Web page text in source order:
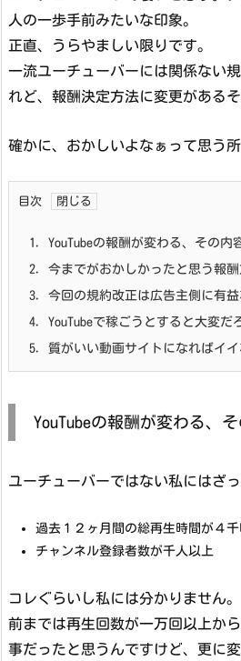
人の一歩手前みたいな印象。
正直、うらやましい限りです。
一流ユーチューバーには関係ない
れど、報酬決定方法に変更があるそ
確かに、おかしいよなぁって思う所
目次
1. YouTubeの報酬が変わる、その内
2. 今までがおかしかったと思う報
3. 今回の規約改正は広告主側に有
4. YouTubeで稼ごうとすると大変だ
5. 質がいい動画サイトになればイイ
YouTubeの報酬が変わる、
ユーチューバーではない私にはざ
過去１２ヶ月間の総再生時間が４千
チャンネル登録者数が千人以上
コレぐらいし私には分かりません。
前までは再生回数が一万回以上か
事だったと思うんですけど、更に変